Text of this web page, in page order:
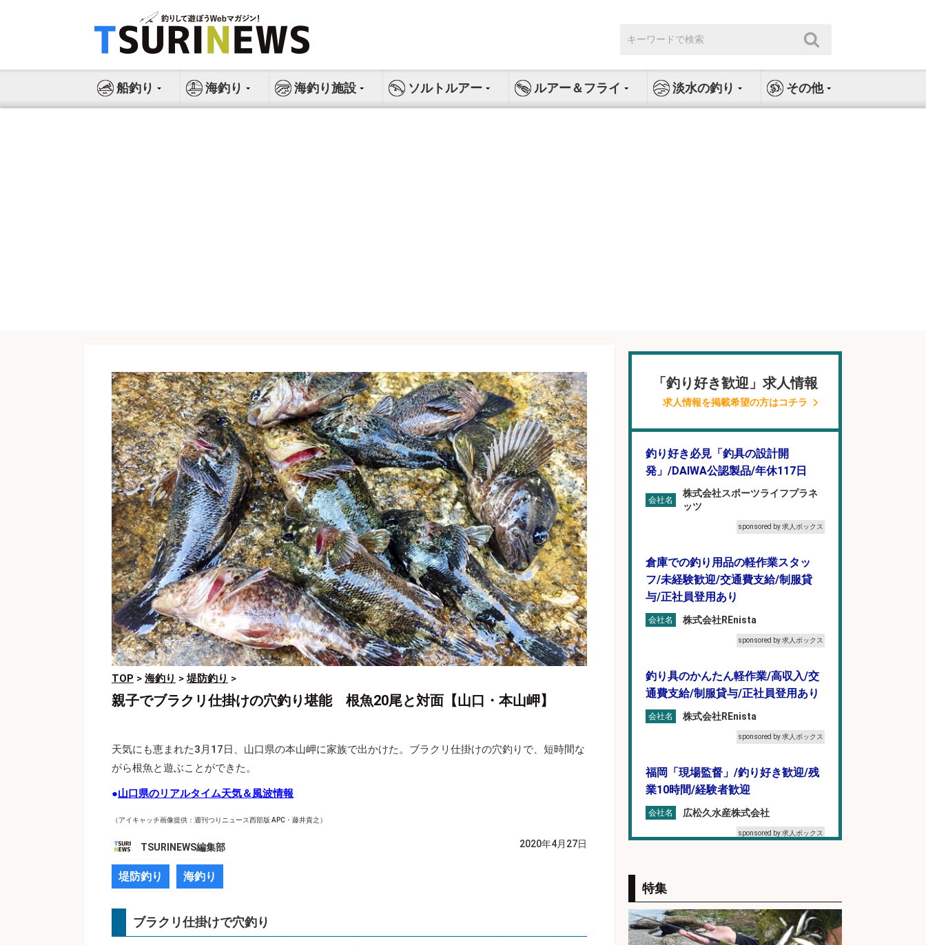
ス
索:
船釣り 海釣り 海釣り施設 ソルトルアー ルアー＆フライ 淡水の釣り その他
TOP > 海釣り >堤防釣り >
親子でブラクリ仕掛けの穴釣り堪能 根魚20尾と対面【山口・本山岬】
天気にも恵まれた3月17日、山口県の本山岬に家族で出かけた。ブラクリ仕掛けの穴釣りで、短時間な
がら根魚と遊ぶことができた。
●山口県のリアルタイム天気＆風波情報
（アイキャッチ画像提供：週刊つりニュース西部版 APC・藤井貴之）
TSURINEWS編集部 2020年4月27日
堤防釣り 海釣り
ブラクリ仕掛けで穴釣り
「釣り好き歓迎」求人情報
求人情報を掲載希望の方はコチラ
釣り好き必見「釣具の設計開
発」/DAIWA公認製品/年休117日
会社名
株式会社スポーツライフプラネ
ッツ
sponsored by 求人ボックス
倉庫での釣り用品の軽作業スタッ
フ/未経験歓迎/交通費支給/制服貸
与/正社員登用あり
会社名 株式会社REnista
sponsored by 求人ボックス
釣り具のかんたん軽作業/高収入/交
通費支給/制服貸与/正社員登用あり
会社名 株式会社REnista
sponsored by 求人ボックス
福岡「現場監督」/釣り好き歓迎/残
業10時間/経験者歓迎
会社名 広松久水産株式会社
sponsored by 求人ボックス
出荷作業/兵庫県/神戸市北区
会社名 UTエージェント株式会社
sponsored by 求人ボックス
特集